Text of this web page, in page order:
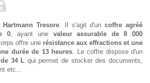
Hartmann Tresore. Il s'agit d'uncoffre agréé
0, ayant une valeur assurable de 8 000
offre une résistance aux effractions et une
durée de 13 heures. Le coffre dispose d'un
34 L qui permet de stocker des documents,
etc...